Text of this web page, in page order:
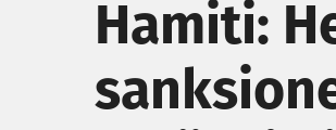
Hamiti: